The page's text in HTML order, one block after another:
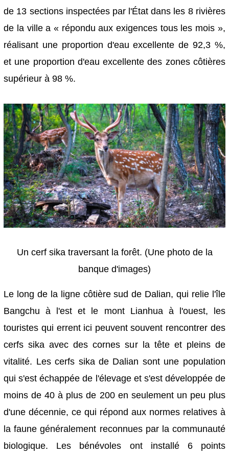
de 13 sections inspectées par l'État dans les 8 rivières
de la ville a « répondu aux exigences tous les mois »,
réalisant une proportion d'eau excellente de 92,3 %,
et une proportion d'eau excellente des zones côtières
supérieur à 98 %.
Un cerf sika traversant la forêt. (Une photo de la
banque d'images)
Le long de la ligne côtière sud de Dalian, qui relie l'île
Bangchu à l'est et le mont Lianhua à l'ouest, les
touristes qui errent ici peuvent souvent rencontrer des
cerfs sika avec des cornes sur la tête et pleins de
vitalité. Les cerfs sika de Dalian sont une population
qui s'est échappée de l'élevage et s'est développée de
moins de 40 à plus de 200 en seulement un peu plus
d'une décennie, ce qui répond aux normes relatives à
la faune généralement reconnues par la communauté
biologique. Les bénévoles ont installé 6 points